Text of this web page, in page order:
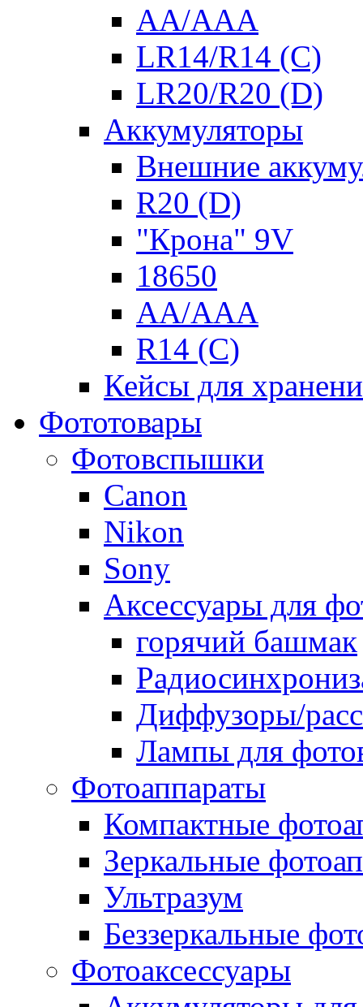
AA/AAA
LR14/R14 (C)
LR20/R20 (D)
Аккумуляторы
Внешние
R20 (D)
"Крона" 9V
18650
AA/AAA
R14 (C)
Кейсы для
Фототовары
Фотовспышки
Canon
Nikon
Sony
Аксессуары для
горячий башмак
Диффузоры/
Лампы для
Фотоаппараты
Компактные
Зеркальные
Ультразум
Беззеркальные
Фотоаксессуары